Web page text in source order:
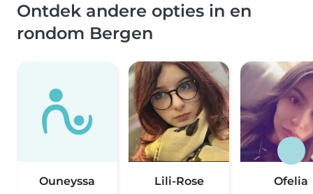
Ontdek andere opties in en
rondom Bergen
Ouneyssa Lili-Rose Ofelia